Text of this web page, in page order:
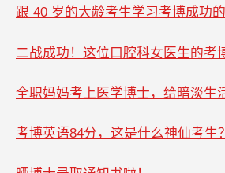
跟 40 岁的大龄考生学习考博成功
二战成功！这位口腔科女医生的考
全职妈妈考上医学博士，给暗淡生
考博英语84分，这是什么神仙考生？